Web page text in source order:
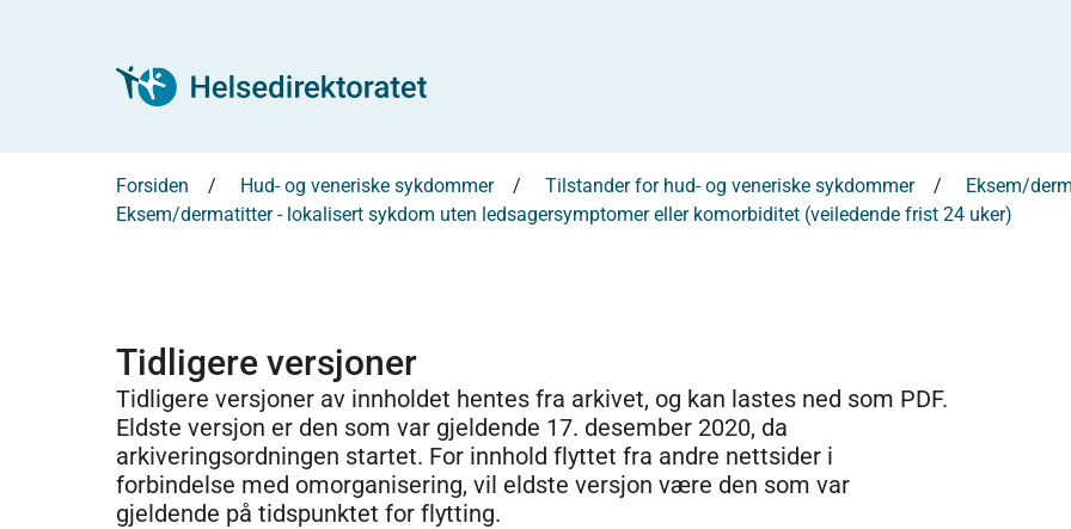
Forsiden Hud- og veneriske sykdommer Tilstander for hud- og veneriske sykdommer
Eksem/
Eksem/dermatitter - lokalisert sykdom uten ledsagersymptomer eller komorbiditet (veiledende frist 24 uker)
Tidligere versjoner
Tidligere versjoner av innholdet hentes fra arkivet, og kan lastes ned som PDF.
Eldste versjon er den som var gjeldende 17. desember 2020, da
arkiveringsordningen startet. For innhold flyttet fra andre nettsider i
forbindelse med omorganisering, vil eldste versjon være den som var
gjeldende på tidspunktet for flytting.